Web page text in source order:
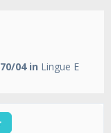
04 in Lingue E